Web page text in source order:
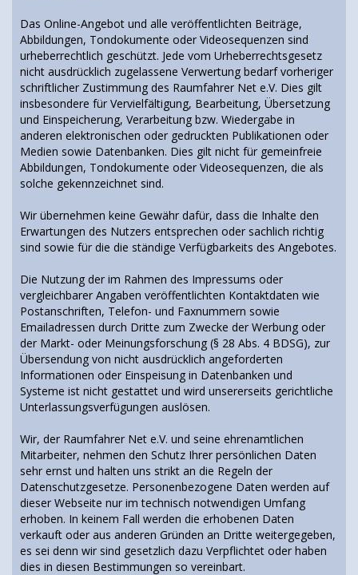
Das Online-Angebot und alle veröffentlichten Beiträge,
Abbildungen, Tondokumente oder Videosequenzen sind
urheberrechtlich geschützt. Jede vom Urheberrechtsgesetz
nicht ausdrücklich zugelassene Verwertung bedarf vorheriger
schriftlicher Zustimmung des Raumfahrer Net e.V. Dies gilt
insbesondere für Vervielfältigung, Bearbeitung, Übersetzung
und Einspeicherung, Verarbeitung bzw. Wiedergabe in
anderen elektronischen oder gedruckten Publikationen oder
Medien sowie Datenbanken. Dies gilt nicht für gemeinfreie
Abbildungen, Tondokumente oder Videosequenzen, die als
solche gekennzeichnet sind.
Wir übernehmen keine Gewähr dafür, dass die Inhalte den
Erwartungen des Nutzers entsprechen oder sachlich richtig
sind sowie für die die ständige Verfügbarkeits des Angebotes.
Die Nutzung der im Rahmen des Impressums oder
vergleichbarer Angaben veröffentlichten Kontaktdaten wie
Postanschriften, Telefon- und Faxnummern sowie
Emailadressen durch Dritte zum Zwecke der Werbung oder
der Markt- oder Meinungsforschung (§ 28 Abs. 4 BDSG), zur
Übersendung von nicht ausdrücklich angeforderten
Informationen oder Einspeisung in Datenbanken und
Systeme ist nicht gestattet und wird unsererseits gerichtliche
Unterlassungsverfügungen auslösen.
Wir, der Raumfahrer Net e.V. und seine ehrenamtlichen
Mitarbeiter, nehmen den Schutz Ihrer persönlichen Daten
sehr ernst und halten uns strikt an die Regeln der
Datenschutzgesetze. Personenbezogene Daten werden auf
dieser Webseite nur im technisch notwendigen Umfang
erhoben. In keinem Fall werden die erhobenen Daten
verkauft oder aus anderen Gründen an Dritte weitergegeben,
es sei denn wir sind gesetzlich dazu Verpflichtet oder haben
dies in diesen Bestimmungen so vereinbart.